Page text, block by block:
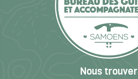
Nous trouver